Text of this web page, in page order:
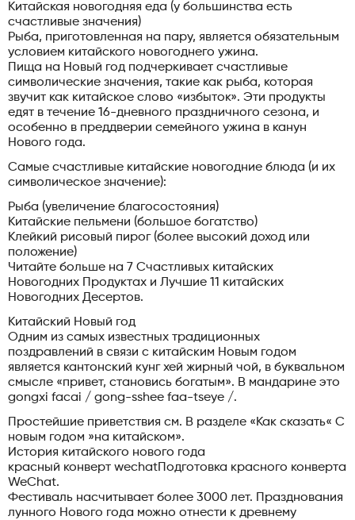
Китайская новогодняя еда (у большинства есть
счастливые значения)
Рыба, приготовленная на пару, является обязательным
условием китайского новогоднего ужина.
Пища на Новый год подчеркивает счастливые
символические значения, такие как рыба, которая
звучит как китайское слово «избыток». Эти продукты
едят в течение 16-дневного праздничного сезона, и
особенно в преддверии семейного ужина в канун
Нового года.
Самые счастливые китайские новогодние блюда (и их
символическое значение):
Рыба (увеличение благосостояния)
Китайские пельмени (большое богатство)
Клейкий рисовый пирог (более высокий доход или
положение)
Читайте больше на 7 Счастливых китайских
Новогодних Продуктах и ​​Лучшие 11 китайских
Новогодних Десертов.
Китайский Новый год
Одним из самых известных традиционных
поздравлений в связи с китайским Новым годом
является кантонский кунг хей жирный чой, в буквальном
смысле «привет, становись богатым». В мандарине это
gongxi facai / gong-sshee faa-tseye /.
Простейшие приветствия см. В разделе «Как сказать« С
новым годом »на китайском».
История китайского нового года
красный конверт wechatПодготовка красного конверта
WeChat.
Фестиваль насчитывает более 3000 лет. Празднования
лунного Нового года можно отнести к древнему